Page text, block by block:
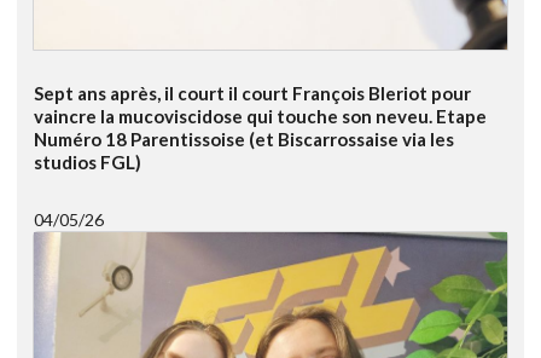
Sept ans après, il court il court François Bleriot pour
vaincre la mucoviscidose qui touche son neveu. Etape
Numéro 18 Parentissoise (et Biscarrossaise via les
studios FGL)
04/05/26